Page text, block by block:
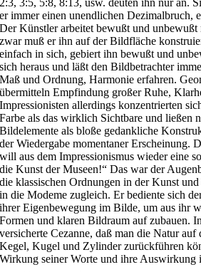
2:3, 3:5, 5:8, 8:13, usw. deuten ihn nur an.
er immer einen unendlichen Dezimalbruch,
Der Künstler arbeitet bewußt und
zwar muß er ihn auf der Bildfläche
einfach in sich, gebiert ihn bewußt und
sich heraus und läßt den Bildbetrachter
Maß und Ordnung, Harmonie erfahren.
übermitteln Empfindung großer Ruhe,
Impressionisten allerdings konzentrierten
Farbe als das wirklich Sichtbare und ließen
Bildelemente als bloße gedankliche
der Wiedergabe momentaner Erscheinung.
will aus dem Impressionismus wieder eine
die Kunst der Museen!“ Das war der
die klassischen Ordnungen in der Kunst
in die Modeme zugleich. Er bediente sich
ihrer Eigenbewegung im Bilde, um aus ihr
Formen und klaren Bildraum auf zubauen.
versicherte Cezanne, daß man die Natur
Kegel, Kugel und Zylinder zurückführen
Wirkung seiner Worte und ihre Auswirkung